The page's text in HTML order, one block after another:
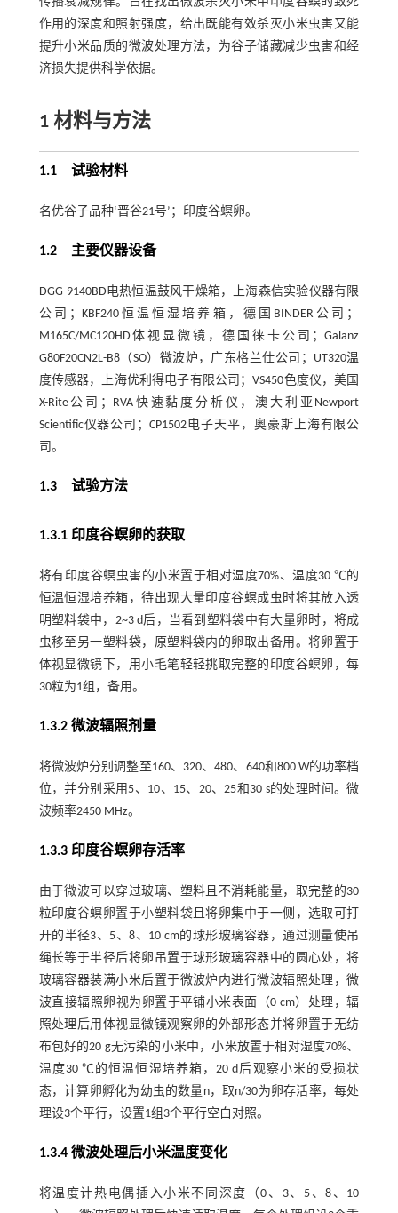
作用的深度和照射强度，给出既能有效杀灭小米虫害又能
提升小米品质的微波处理方法，为谷子储藏减少虫害和经
济损失提供科学依据。
1 材料与方法
1.1 试验材料
名优谷子品种‘晋谷21号’；印度谷螟卵。
1.2 主要仪器设备
DGG-9140BD电热恒温鼓风干燥箱，上海森信实验仪器有限
公司；KBF240恒温恒湿培养箱，德国BINDER公司；
M165C/MC120HD体视显微镜，德国徕卡公司；Galanz
G80F20CN2L-B8（SO）微波炉，广东格兰仕公司；UT320温
度传感器，上海优利得电子有限公司；VS450色度仪，美国
X-Rite公司；RVA快速黏度分析仪，澳大利亚Newport
Scientific仪器公司；CP1502电子天平，奥豪斯上海有限公
司。
1.3 试验方法
1.3.1 印度谷螟卵的获取
将有印度谷螟虫害的小米置于相对湿度70%、温度30 ℃的
恒温恒湿培养箱，待出现大量印度谷螟成虫时将其放入透
明塑料袋中，2~3 d后，当看到塑料袋中有大量卵时，将成
虫移至另一塑料袋，原塑料袋内的卵取出备用。将卵置于
体视显微镜下，用小毛笔轻轻挑取完整的印度谷螟卵，每
30粒为1组，备用。
1.3.2 微波辐照剂量
将微波炉分别调整至160、320、480、640和800 W的功率档
位，并分别采用5、10、15、20、25和30 s的处理时间。微
波频率2450 MHz。
1.3.3 印度谷螟卵存活率
由于微波可以穿过玻璃、塑料且不消耗能量，取完整的30
粒印度谷螟卵置于小塑料袋且将卵集中于一侧，选取可打
开的半径3、5、8、10 cm的球形玻璃容器，通过测量使吊
绳长等于半径后将卵吊置于球形玻璃容器中的圆心处，将
玻璃容器装满小米后置于微波炉内进行微波辐照处理，微
波直接辐照卵视为卵置于平铺小米表面（0 cm）处理，辐
照处理后用体视显微镜观察卵的外部形态并将卵置于无纺
布包好的20 g无污染的小米中，小米放置于相对湿度70%、
温度30 ℃的恒温恒湿培养箱，20 d后观察小米的受损状
态，计算卵孵化为幼虫的数量n，取n/30为卵存活率，每处
理设3个平行，设置1组3个平行空白对照。
1.3.4 微波处理后小米温度变化
将温度计热电偶插入小米不同深度（0、3、5、8、10